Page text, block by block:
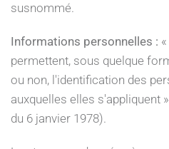
susnommé.
Informations personnelles :
permettent, sous quelque
ou non, l'identification des
auxquelles elles s'appliquent
du 6 janvier 1978).